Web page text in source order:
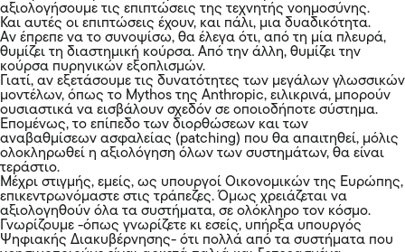
αξιολογήσουμε τις επιπτώσεις της τεχνητής νοημοσύνης.
Και αυτές οι επιπτώσεις έχουν, και πάλι, μια δυαδικότητα.
Αν έπρεπε να το συνοψίσω, θα έλεγα ότι, από τη μία πλευρά,
θυμίζει τη διαστημική κούρσα. Από την άλλη, θυμίζει την
κούρσα πυρηνικών εξοπλισμών.
Γιατί, αν εξετάσουμε τις δυνατότητες των μεγάλων γλωσσικών
μοντέλων, όπως το Mythos της Anthropic, ειλικρινά, μπορούν
ουσιαστικά να εισβάλουν σχεδόν σε οποιοδήποτε σύστημα.
Επομένως, το επίπεδο των διορθώσεων και των
αναβαθμίσεων ασφαλείας (patching) που θα απαιτηθεί, μόλις
ολοκληρωθεί η αξιολόγηση όλων των συστημάτων, θα είναι
τεράστιο.
Μέχρι στιγμής, εμείς, ως υπουργοί Οικονομικών της Ευρώπης,
επικεντρωνόμαστε στις τράπεζες. Όμως χρειάζεται να
αξιολογηθούν όλα τα συστήματα, σε ολόκληρο τον κόσμο.
Γνωρίζουμε -όπως γνωρίζετε κι εσείς, υπήρξα υπουργός
Ψηφιακής Διακυβέρνησης- ότι πολλά από τα συστήματα που